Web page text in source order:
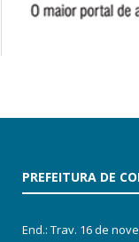
PREFEITURA DE
End.: Trav. 16 de